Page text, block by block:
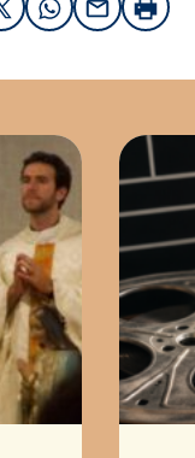
X / Twitter
WhatsApp
Email